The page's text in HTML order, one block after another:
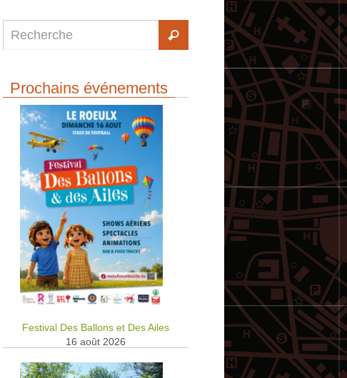
Prochains événements
Festival Des Ballons et Des Ailes
16 août 2026